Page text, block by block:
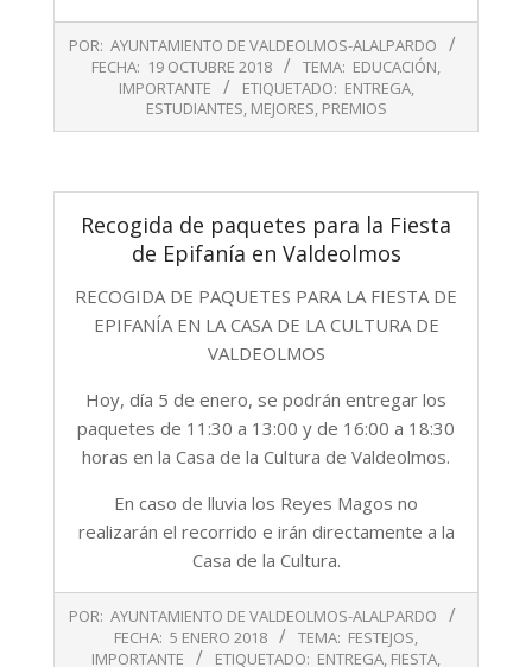
10-
POR: AYUNTAMIENTO DE VALDEOLMOS-ALALPARDO
FECHA: 19 OCTUBRE 2018 TEMA: EDUCACIÓN
IMPORTANTE
ETIQUETADO: ENTREGA,
ESTUDIANTES MEJORES PREMIOS
Recogida de paquetes para la Fiesta
de Epifanía en Valdeolmos
RECOGIDA DE PAQUETES PARA LA FIESTA DE
EPIFANÍA EN LA CASA DE LA CULTURA DE
VALDEOLMOS
Hoy, día 5 de enero, se podrán entregar los
paquetes de 11:30 a 13:00 y de 16:00 a 18:30
horas en la Casa de la Cultura de Valdeolmos.
En caso de lluvia los Reyes Magos no
realizarán el recorrido e irán directamente a la
Casa de la Cultura.
01-
POR: AYUNTAMIENTO DE VALDEOLMOS-ALALPARDO
FECHA: 5 ENERO 2018 TEMA: FESTEJOS,
IMPORTANTE
ETIQUETADO: ENTREGA, FIESTA,